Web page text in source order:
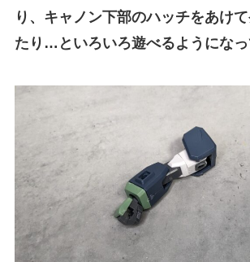
り、キャノン下部のハッチをあけ
たり…といろいろ遊べるようになっ